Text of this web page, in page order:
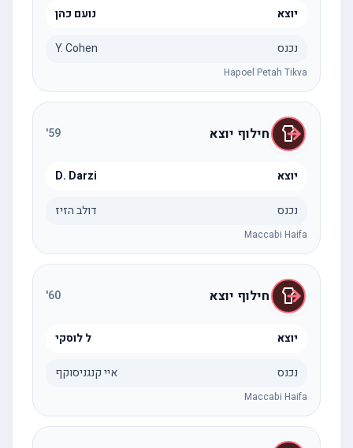
יוצא נועם כהן
נכנס Y. Cohen
Hapoel Petah Tikva
חילוף יוצא 59
'
יוצא D. Darzi
נכנס דולב הזיז
Maccabi Haifa
חילוף יוצא 60
'
יוצא ל לוסקי
נכנס איי קנגניסוקף
Maccabi Haifa